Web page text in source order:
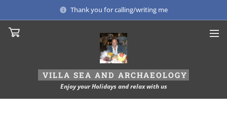
Thank you for calling/writing me
VILLA SEA AND ARCHAEOLOGY
Enjoy your Holidays and relax with us